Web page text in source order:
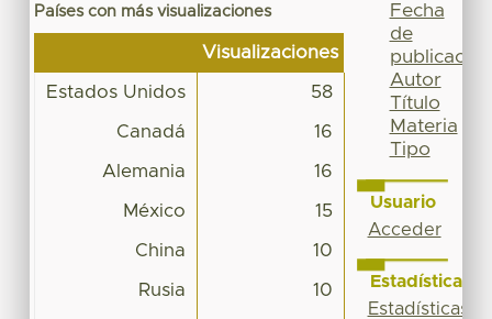
Países con más visualizaciones
Visualizaciones
Estados Unidos 58
Canadá 16
Alemania 16
México 15
China 10
Rusia 10
Fecha
de
publicación
Autor
Título
Materia
Tipo
Usuario
Acceder
Estadísticas
Estadísticas